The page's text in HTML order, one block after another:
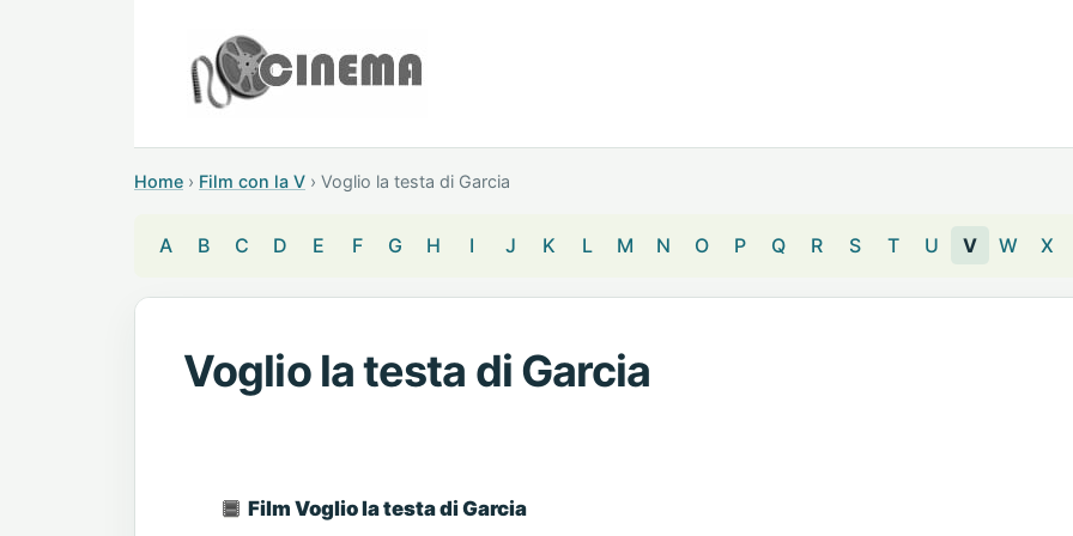
Home › Film con la V › Voglio la testa di Garcia
A B C D E F G H I J K L M N O P Q R S T U V W X
Voglio la testa di Garcia
Film Voglio la testa di Garcia